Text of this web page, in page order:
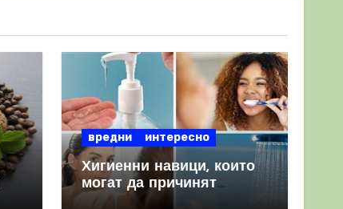
вредни интересно
Хигиенни навици, които
могат да причинят
повече вреда, отколкото